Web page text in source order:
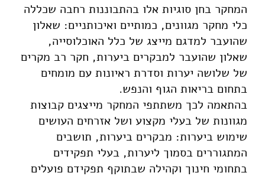
המחקר בחן סוגיות אלו בהתבוננות רחבה שכללה
כלי מחקר מגוונים, כמותיים ואיכותניים: שאלון
שהועבר למדגם מייצג של כלל האוכלוסייה,
שאלון שהועבר למבקרים ביערות, חקר רב מקרים
של שלושה יערות וסדרת ראיונות עם מומחים
בתחום בריאות הגוף והנפש.
בהתאמה לכך משתתפי המחקר מייצגים קבוצות
מגוונות של בעלי מקצוע ושל אזרחים העושים
שימוש ביערות: מבקרים ביערות, תושבים
המתגוררים בסמוך ליערות, בעלי תפקידים
בתחומי חינוך וקהילה שבתוקף תפקידם פועלים